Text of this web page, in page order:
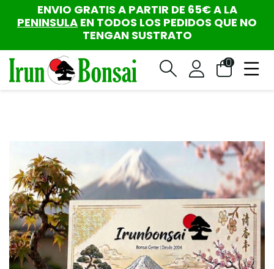
ENVIO GRATIS A PARTIR DE 65€ A LA
PENINSULA EN TODOS LOS PEDIDOS QUE NO
TENGAN SUSTRATO
0